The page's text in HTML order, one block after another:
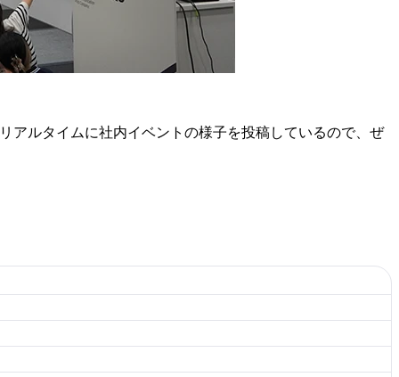
アルタイムに社内イベントの様子を投稿しているので、ぜ